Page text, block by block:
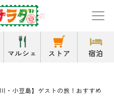
マルシェ ストア 宿泊
川・小豆島】ゲストの旅！おすすめ